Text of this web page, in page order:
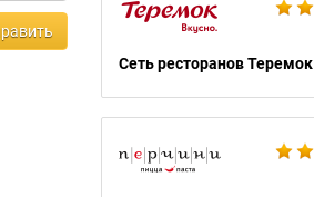
Сеть ресторанов Теремок